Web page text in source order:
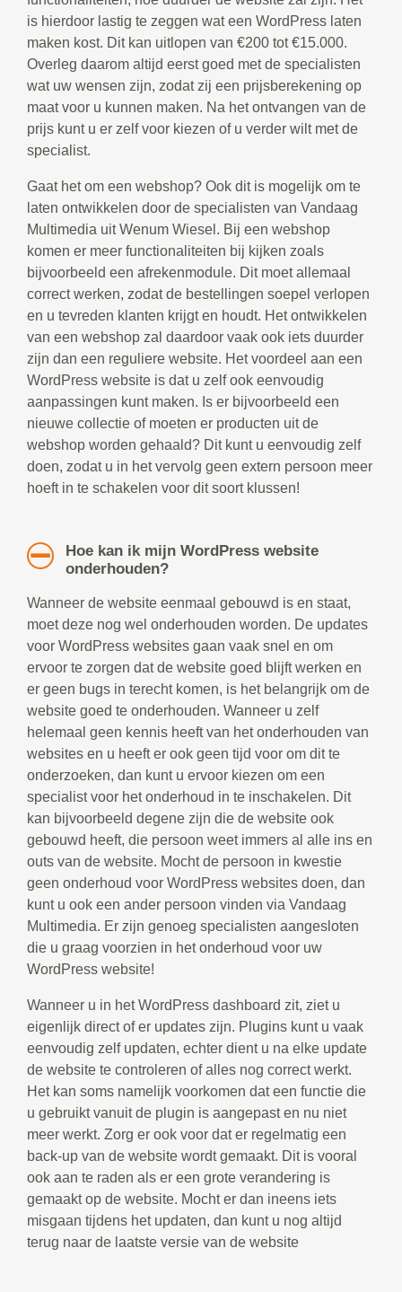
is hierdoor lastig te zeggen wat een WordPress laten
maken kost. Dit kan uitlopen van €200 tot €15.000.
Overleg daarom altijd eerst goed met de specialisten
wat uw wensen zijn, zodat zij een prijsberekening op
maat voor u kunnen maken. Na het ontvangen van de
prijs kunt u er zelf voor kiezen of u verder wilt met de
specialist.
Gaat het om een webshop? Ook dit is mogelijk om te
laten ontwikkelen door de specialisten van Vandaag
Multimedia uit Wenum Wiesel. Bij een webshop
komen er meer functionaliteiten bij kijken zoals
bijvoorbeeld een afrekenmodule. Dit moet allemaal
correct werken, zodat de bestellingen soepel verlopen
en u tevreden klanten krijgt en houdt. Het ontwikkelen
van een webshop zal daardoor vaak ook iets duurder
zijn dan een reguliere website. Het voordeel aan een
WordPress website is dat u zelf ook eenvoudig
aanpassingen kunt maken. Is er bijvoorbeeld een
nieuwe collectie of moeten er producten uit de
webshop worden gehaald? Dit kunt u eenvoudig zelf
doen, zodat u in het vervolg geen extern persoon meer
hoeft in te schakelen voor dit soort klussen!
Hoe kan ik mijn WordPress website
onderhouden?
Wanneer de website eenmaal gebouwd is en staat,
moet deze nog wel onderhouden worden. De updates
voor WordPress websites gaan vaak snel en om
ervoor te zorgen dat de website goed blijft werken en
er geen bugs in terecht komen, is het belangrijk om de
website goed te onderhouden. Wanneer u zelf
helemaal geen kennis heeft van het onderhouden van
websites en u heeft er ook geen tijd voor om dit te
onderzoeken, dan kunt u ervoor kiezen om een
specialist voor het onderhoud in te inschakelen. Dit
kan bijvoorbeeld degene zijn die de website ook
gebouwd heeft, die persoon weet immers al alle ins en
outs van de website. Mocht de persoon in kwestie
geen onderhoud voor WordPress websites doen, dan
kunt u ook een ander persoon vinden via Vandaag
Multimedia. Er zijn genoeg specialisten aangesloten
die u graag voorzien in het onderhoud voor uw
WordPress website!
Wanneer u in het WordPress dashboard zit, ziet u
eigenlijk direct of er updates zijn. Plugins kunt u vaak
eenvoudig zelf updaten, echter dient u na elke update
de website te controleren of alles nog correct werkt.
Het kan soms namelijk voorkomen dat een functie die
u gebruikt vanuit de plugin is aangepast en nu niet
meer werkt. Zorg er ook voor dat er regelmatig een
back-up van de website wordt gemaakt. Dit is vooral
ook aan te raden als er een grote verandering is
gemaakt op de website. Mocht er dan ineens iets
misgaan tijdens het updaten, dan kunt u nog altijd
terug naar de laatste versie van de website